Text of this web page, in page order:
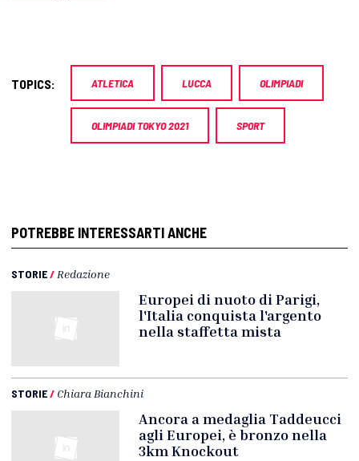
TOPICS: ATLETICA LUCCA OLIMPIADI
OLIMPIADI TOKYO 2021 SPORT
POTREBBE INTERESSARTI ANCHE
STORIE/ Redazione
Europei di nuoto di Parigi,
l'Italia conquista l'argento
nella staffetta mista
STORIE/ Chiara Bianchini
Ancora a medaglia Taddeucci
agli Europei, è bronzo nella
3km Knockout